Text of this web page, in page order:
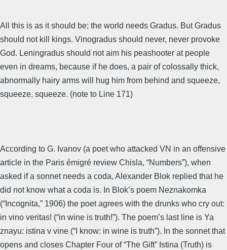
All this is as it should be; the world needs Gradus. But Gradus
should not kill kings. Vinogradus should never, never provoke
God. Leningradus should not aim his peashooter at people
even in dreams, because if he does, a pair of colossally thick,
abnormally hairy arms will hug him from behind and squeeze,
squeeze, squeeze. (note to Line 171)
According to G. Ivanov (a poet who attacked VN in an offensive
article in the Paris émigré review Chisla, “Numbers”), when
asked if a sonnet needs a coda, Alexander Blok replied that he
did not know what a coda is. In Blok’s poem Neznakomka
(“Incognita,” 1906) the poet agrees with the drunks who cry out:
in vino veritas! (“in wine is truth!”). The poem’s last line is Ya
znayu: istina v vine (“I know: in wine is truth”). In the sonnet that
opens and closes Chapter Four of “The Gift” Istina (Truth) is